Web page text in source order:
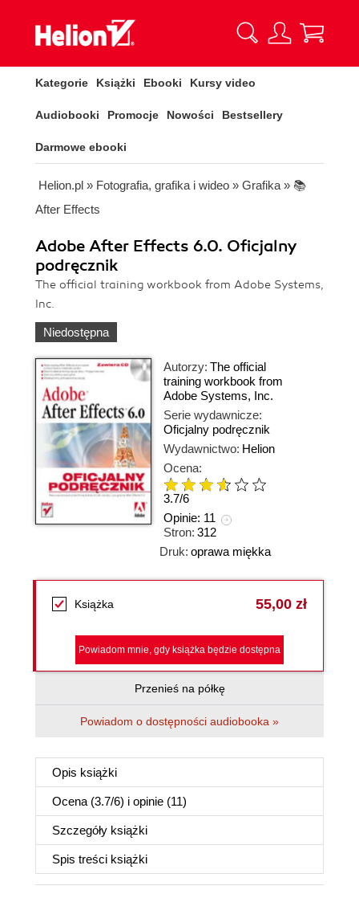
Kategorie Książki Ebooki Kursy video
Audiobooki Promocje Nowości Bestsellery
Darmowe ebooki
Helion.pl » Fotografia, grafika i wideo » Grafika » 📚
After Effects
Adobe After Effects 6.0. Oficjalny
podręcznik
The official training workbook from Adobe Systems,
Inc.
Niedostępna
Autorzy: The official
training workbook from
Adobe Systems, Inc.
Serie wydawnicze:
Oficjalny podręcznik
Wydawnictwo: Helion
Ocena:
3.7/6
Opinie: 11
Stron: 312
Druk: oprawa miękka
Książka 55,00 zł
Powiadom mnie, gdy książka będzie dostępna
Przenieś na półkę
Powiadom o dostępności audiobooka »
Opis książki
Ocena (3.7/6) i opinie (11)
Szczegóły książki
Spis treści książki